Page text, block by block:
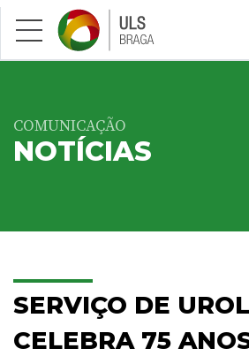
Saltar para conteúdo principal
COMUNICAÇÃO
NOTÍCIAS
SERVIÇO DE
CELEBRA 75